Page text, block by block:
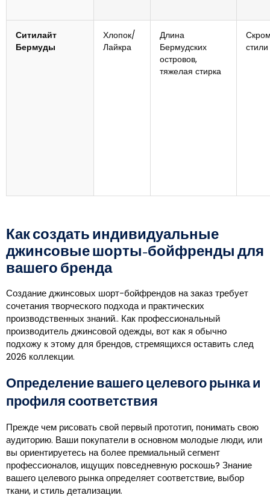
Ситилайт
Бермуды
Хлопок/
Лайкра
Длина
Бермудских
островов,
тяжелая стирка
стили
Как создать индивидуальные
джинсовые шорты-бойфренды для
вашего бренда
Создание джинсовых шорт-бойфрендов на заказ требует
сочетания творческого подхода и практических
производственных знаний.. Как профессиональный
производитель джинсовой одежды, вот как я обычно
подхожу к этому для брендов, стремящихся оставить след
2026 коллекции.
Определение вашего целевого рынка и
профиля соответствия
Прежде чем рисовать свой первый прототип, понимать свою
аудиторию. Ваши покупатели в основном молодые люди, или
вы ориентируетесь на более премиальный сегмент
профессионалов, ищущих повседневную роскошь? Знание
вашего целевого рынка определяет соответствие, выбор
ткани, и стиль детализации.